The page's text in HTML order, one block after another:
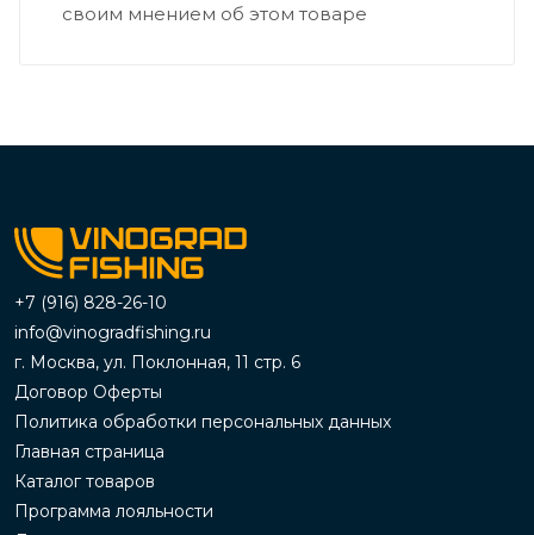
своим мнением об этом товаре
+7 (916) 828-26-10
info@vinogradfishing.ru
г. Москва, ул. Поклонная, 11 стр. 6
Договор Оферты
Политика обработки персональных данных
Главная страница
Каталог товаров
Программа лояльности